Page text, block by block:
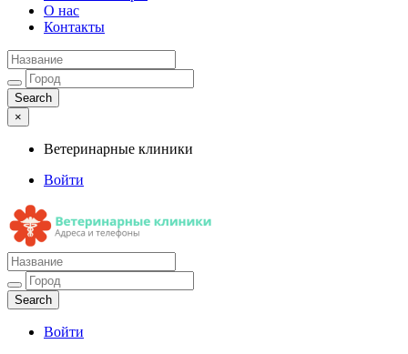
О нас
Контакты
×
Ветеринарные клиники
Войти
Ветеринарные клиники
Адреса и телефоны
Войти